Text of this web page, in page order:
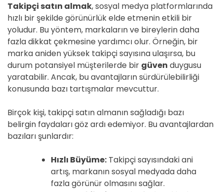
Takipçi satın almak, sosyal medya platformlarında
hızlı bir şekilde görünürlük elde etmenin etkili bir
yoludur. Bu yöntem, markaların ve bireylerin daha
fazla dikkat çekmesine yardımcı olur. Örneğin, bir
marka aniden yüksek takipçi sayısına ulaşırsa, bu
durum potansiyel müşterilerde bir güven duygusu
yaratabilir. Ancak, bu avantajların sürdürülebilirliği
konusunda bazı tartışmalar mevcuttur.
Birçok kişi, takipçi satın almanın sağladığı bazı
belirgin faydaları göz ardı edemiyor. Bu avantajlardan
bazıları şunlardır:
Hızlı Büyüme: Takipçi sayısındaki ani
artış, markanın sosyal medyada daha
fazla görünür olmasını sağlar.